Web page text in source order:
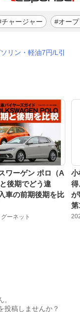
チャージャー #オー
リン・軽油7円/L引
ワーゲン ポロ（A
後期でどう違
車の前期後期を比
グーネット
小
得
が
第
投稿しませんか？